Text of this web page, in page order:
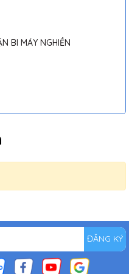
BI MÁY NGHIỀN
ĐĂNG KÝ